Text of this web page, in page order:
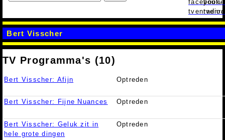
Bert Visscher
TV Programma's (10)
Bert Visscher: Afijn Optreden
Bert Visscher: Fijne Nuances Optreden
Bert Visscher: Geluk zit in
hele grote dingen
Optreden